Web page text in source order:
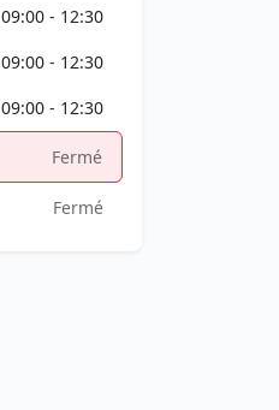
09:00 - 12:30
09:00 - 12:30
09:00 - 12:30
Fermé
Fermé